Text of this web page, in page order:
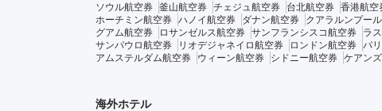
ソウル航空券 釜山航空券 チェジュ航空券 台北航空券 香港航空
ホーチミン航空券 ハノイ航空券 ダナン航空券 クアラルンプー
グアム航空券
ロサンゼルス航空券 サンフランシスコ航空券 ラ
サンパウロ航空券
リオデジャネイロ航空券 ロンドン航空券 パ
アムステルダム航空券
ウィーン航空券 シドニー航空券 ケアン
海外ホテル